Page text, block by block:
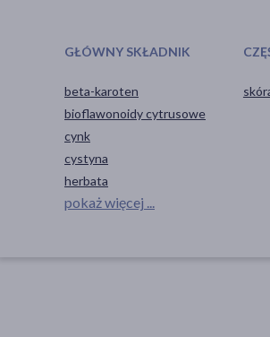
GŁÓWNY SKŁADNIK
beta-karoten
bioflawonoidy cytrusowe
cynk
cystyna
herbata
pokaż więcej ...